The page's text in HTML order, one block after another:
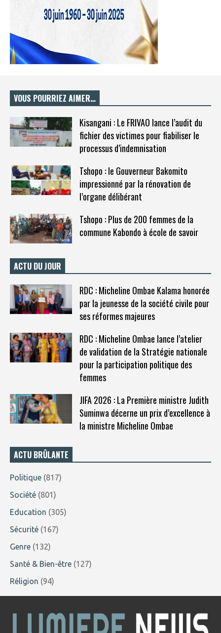
VOUS POURRIEZ AIMER…
Kisangani : Le FRIVAO lance l’audit du
fichier des victimes pour fiabiliser le
processus d’indemnisation
Tshopo : le Gouverneur Bakomito
impressionné par la rénovation de
l’organe délibérant
Tshopo : Plus de 200 femmes de la
commune Kabondo à école de savoir
ACTU DU JOUR
RDC : Micheline Ombae Kalama honorée
par la jeunesse de la société civile pour
ses réformes majeures
RDC : Micheline Ombae lance l’atelier
de validation de la Stratégie nationale
pour la participation politique des
femmes
JIFA 2026 : La Première ministre Judith
Suminwa décerne un prix d’excellence à
la ministre Micheline Ombae
ACTU BRÛLANTE
Politique (817)
Société (801)
Education (305)
Sécurité (167)
Genre (132)
Santé & Bien-être (127)
Réligion (94)